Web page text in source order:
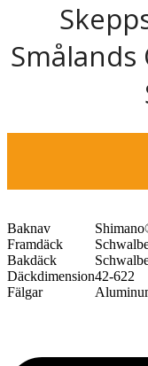
Smålands
Baknav
Framdäck
Bakdäck
Däckdimension42-622
Fälgar